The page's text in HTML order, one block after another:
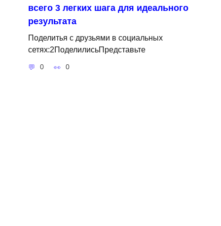
всего 3 легких шага для идеального
результата
Поделитья с друзьями в социальных
сетях:2ПоделилисьПредставьте
0 0